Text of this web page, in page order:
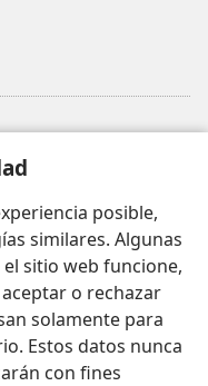
posible,
similares. Algunas
sitio web funcione,
o rechazar
solamente para
Estos datos nunca
con fines